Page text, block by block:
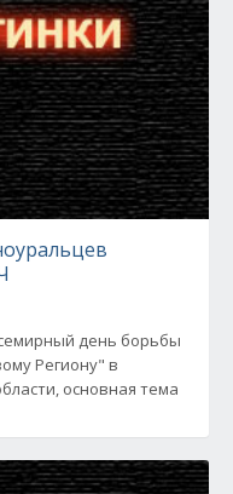
день борьбы
Региону" в
основная тема